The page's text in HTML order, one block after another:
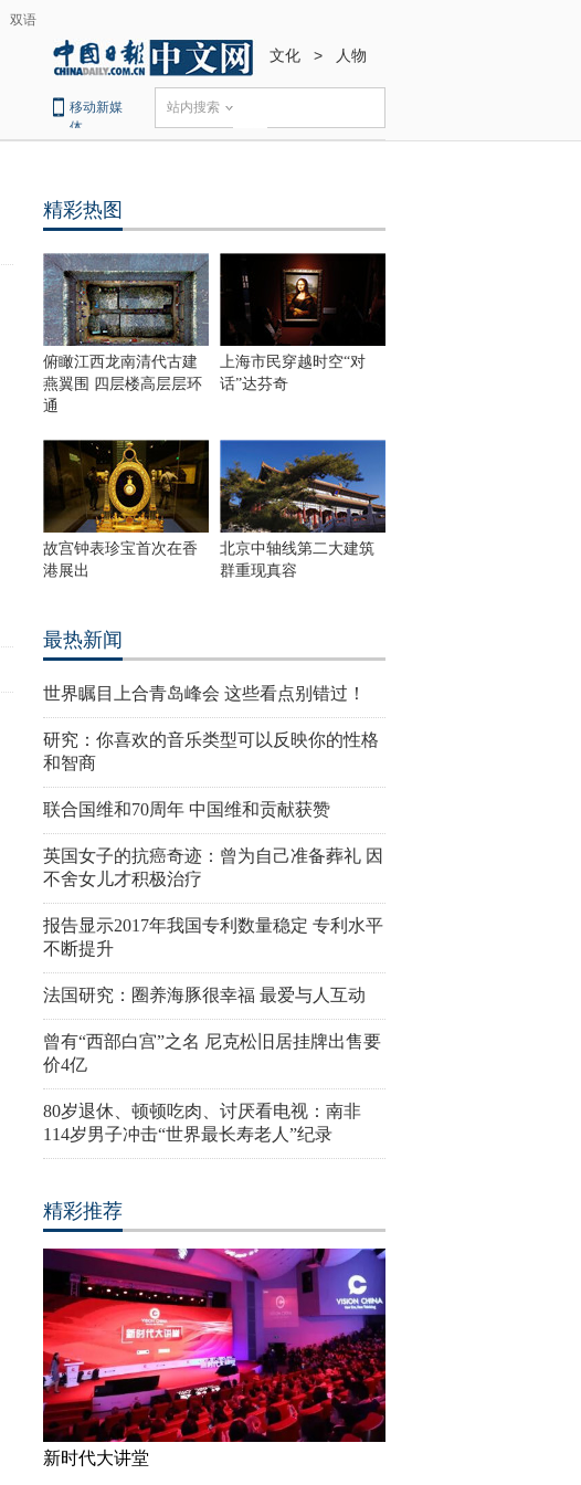
双语
文化 > 人物
移动新媒
体
站内搜索
精彩热图
俯瞰江西龙南清代古建
燕翼围 四层楼高层层环
通
上海市民穿越时空“对
话”达芬奇
故宫钟表珍宝首次在香
港展出
北京中轴线第二大建筑
群重现真容
最热新闻
世界瞩目上合青岛峰会 这些看点别错过！
研究：你喜欢的音乐类型可以反映你的性格
和智商
联合国维和70周年 中国维和贡献获赞
英国女子的抗癌奇迹：曾为自己准备葬礼 因
不舍女儿才积极治疗
报告显示2017年我国专利数量稳定 专利水平
不断提升
法国研究：圈养海豚很幸福 最爱与人互动
曾有“西部白宫”之名 尼克松旧居挂牌出售要
价4亿
80岁退休、顿顿吃肉、讨厌看电视：南非
114岁男子冲击“世界最长寿老人”纪录
精彩推荐
新时代大讲堂